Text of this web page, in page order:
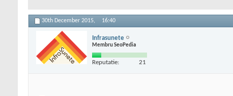
30th December 2015, 16:40
Infrasunete
Membru SeoPedia
Reputatie: 21